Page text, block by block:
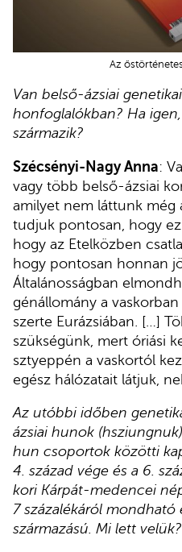
Az
Van belső-ázsiai
honfoglalókban? Ha
származik?
Szécsényi-Nagy Anna:
vagy több belső-ázsiai
amilyet nem láttunk még
tudjuk pontosan, hogy
hogy az Etelközben
hogy pontosan honnan
Általánosságban
génállomány a
szerte Eurázsiában. […]
szükségünk, mert óriási
sztyeppén a vaskortól
egész hálózatait látjuk,
Az utóbbi időben
ázsiai hunok
hun csoportok közötti
4. század vége és a 6.
kori Kárpát-medencei
7 százalékáról mondható
származású. Mi lett